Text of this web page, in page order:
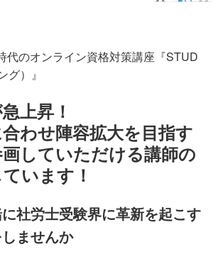
代のオンライン資格対策講座『STUD
グ）』
上昇！
わせ陣容拡大を目指す
していただける講師の
います！
社労士受験界に革新を起こす
ませんか